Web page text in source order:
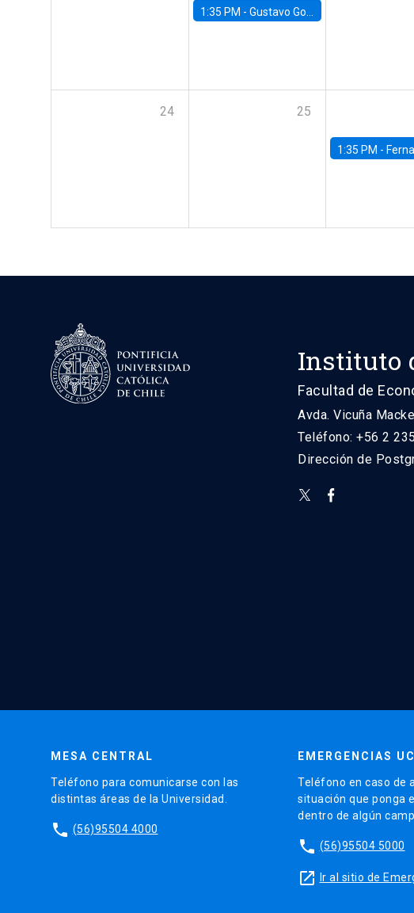
1:35 PM - Gustavo González, Banco Central de Chile
24 25
1:35 PM - Fernanda Rojas
Instituto
Facultad de
Avda. Vicuña
Teléfono: +56 2
Dirección de
MESA CENTRAL
Teléfono para comunicarse con las
distintas áreas de la Universidad.
phone (56)95504 4000
EMERGENCIAS UC
Teléfono en caso de
situación que ponga
dentro de algún
phone (56)95504 5000
launch Ir al sitio de